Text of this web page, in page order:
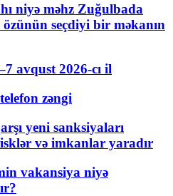
niyə məhz Zuğulbada
seçdiyi bir məkanın
avqust 2026-cı il
zəngi
yeni sanksiyaları
və imkanlar yaradır
vakansiya niyə